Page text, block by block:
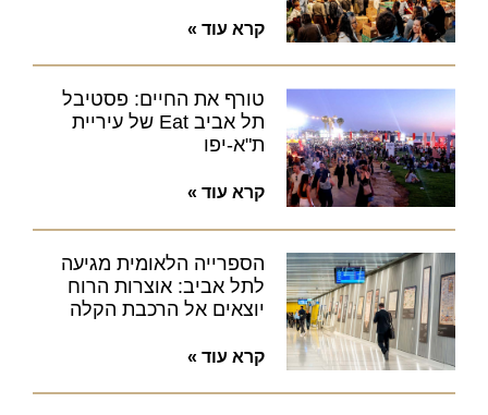
קרא עוד »
טורף את החיים: פסטיבל
תל אביב Eat של עיריית
ת"א-יפו
קרא עוד »
הספרייה הלאומית מגיעה
לתל אביב: אוצרות הרוח
יוצאים אל הרכבת הקלה
קרא עוד »